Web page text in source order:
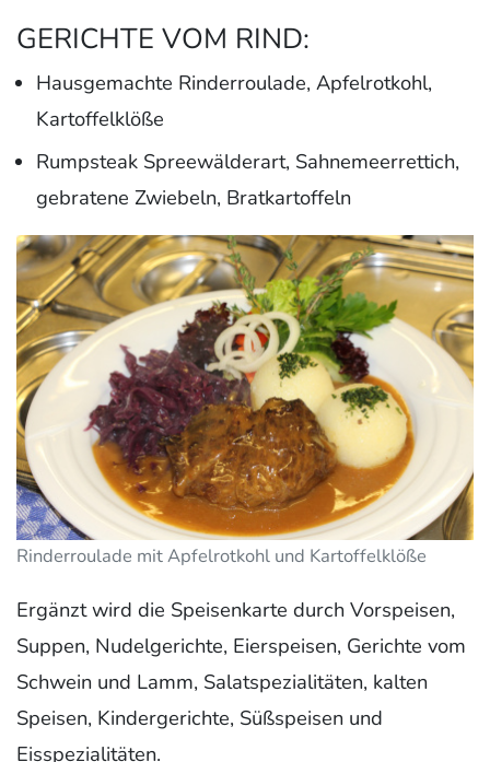
GERICHTE VOM RIND:
Hausgemachte Rinderroulade, Apfelrotkohl,
Kartoffelklöße
Rumpsteak Spreewälderart, Sahnemeerrettich,
gebratene Zwiebeln, Bratkartoffeln
Rinderroulade mit Apfelrotkohl und Kartoffelklöße
Ergänzt wird die Speisenkarte durch Vorspeisen,
Suppen, Nudelgerichte, Eierspeisen, Gerichte vom
Schwein und Lamm, Salatspezialitäten, kalten
Speisen, Kindergerichte, Süßspeisen und
Eisspezialitäten.